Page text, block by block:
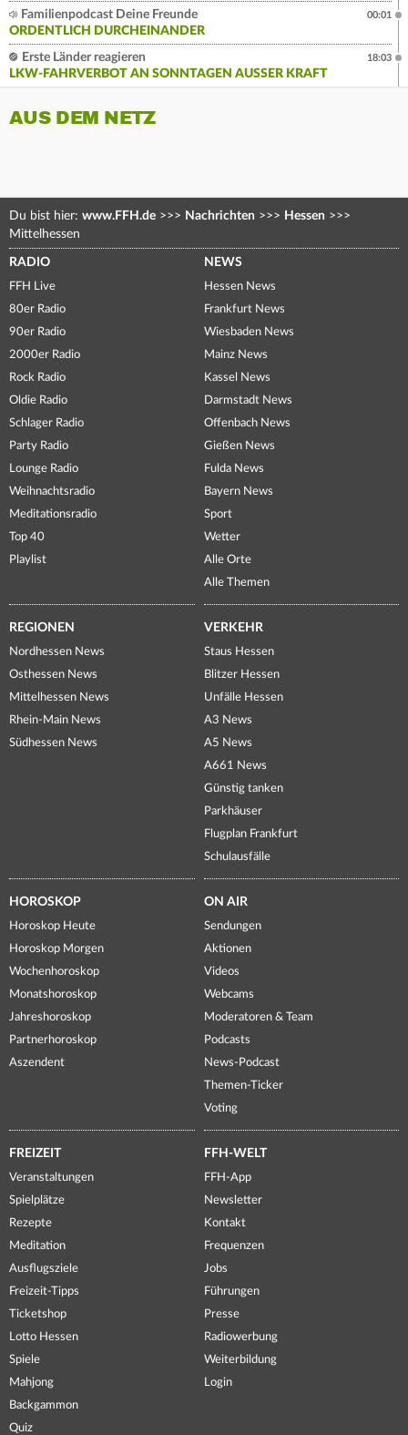
Familienpodcast Deine Freunde
ORDENTLICH DURCHEINANDER
00:01
Erste Länder reagieren
LKW-FAHRVERBOT AN SONNTAGEN AUSSER KRAFT
18:03
AUS DEM NETZ
Du bist hier: www.FFH.de >>> Nachrichten >>> Hessen >>>
Mittelhessen
RADIO
FFH Live
80er Radio
90er Radio
2000er Radio
Rock Radio
Oldie Radio
Schlager Radio
Party Radio
Lounge Radio
Weihnachtsradio
Meditationsradio
Top 40
Playlist
NEWS
Hessen News
Frankfurt News
Wiesbaden News
Mainz News
Kassel News
Darmstadt News
Offenbach News
Gießen News
Fulda News
Bayern News
Sport
Wetter
Alle Orte
Alle Themen
REGIONEN
Nordhessen News
Osthessen News
Mittelhessen News
Rhein-Main News
Südhessen News
VERKEHR
Staus Hessen
Blitzer Hessen
Unfälle Hessen
A3 News
A5 News
A661 News
Günstig tanken
Parkhäuser
Flugplan Frankfurt
Schulausfälle
HOROSKOP
Horoskop Heute
Horoskop Morgen
Wochenhoroskop
Monatshoroskop
Jahreshoroskop
Partnerhoroskop
Aszendent
ON AIR
Sendungen
Aktionen
Videos
Webcams
Moderatoren & Team
Podcasts
News-Podcast
Themen-Ticker
Voting
FREIZEIT
Veranstaltungen
Spielplätze
Rezepte
Meditation
Ausflugsziele
Freizeit-Tipps
Ticketshop
Lotto Hessen
Spiele
Mahjong
Backgammon
Quiz
FFH-WELT
FFH-App
Newsletter
Kontakt
Frequenzen
Jobs
Führungen
Presse
Radiowerbung
Weiterbildung
Login